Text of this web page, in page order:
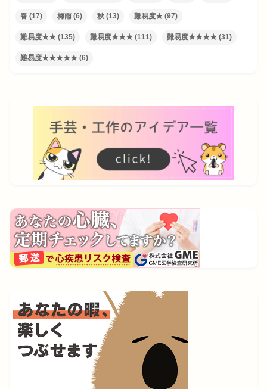
春 (17) 梅雨 (6) 秋 (13) 難易度★ (97)
難易度★★ (135) 難易度★★★ (111) 難易度★★★★ (31)
難易度★★★★★ (6)